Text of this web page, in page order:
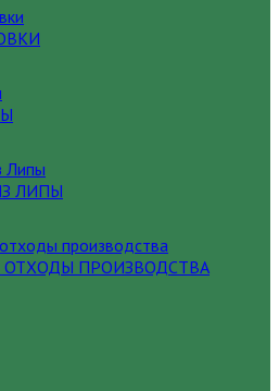
ЛИПЫ
ПРОИЗВОДСТВА